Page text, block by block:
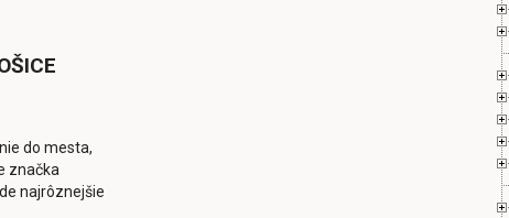
do mesta,
značka
najrôznejšie